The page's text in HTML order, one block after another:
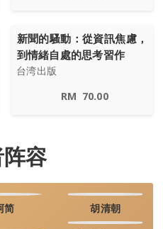
新聞的騷動：從資訊焦慮，
到情緒自處的思考習作
台湾出版
RM 70.00
容
简 胡清朝